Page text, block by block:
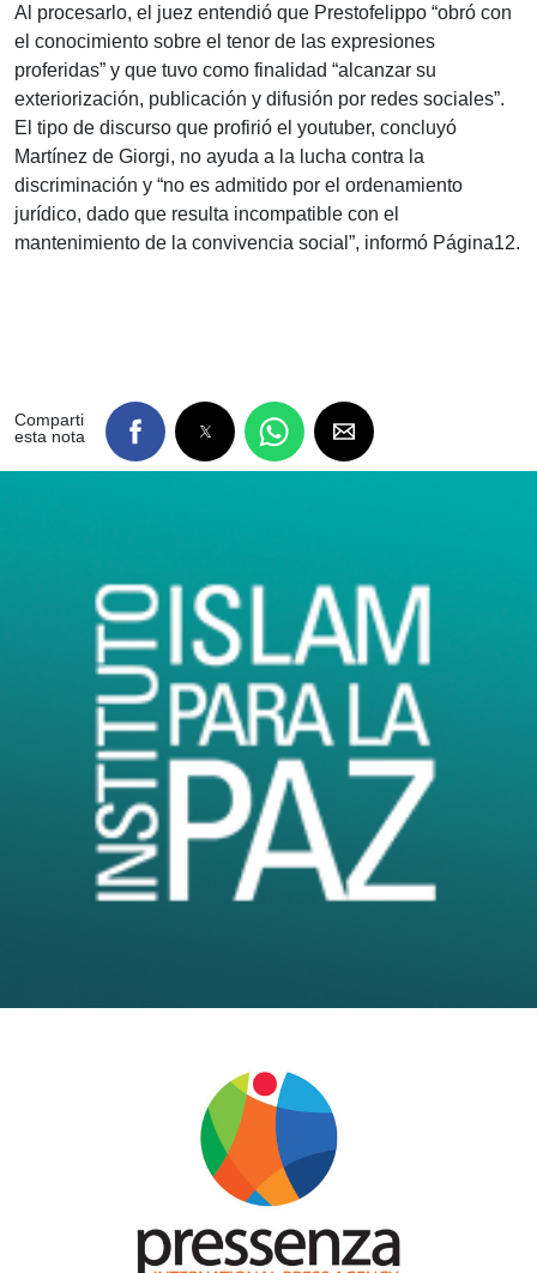
Al procesarlo, el juez entendió que Prestofelippo “obró con
el conocimiento sobre el tenor de las expresiones
proferidas” y que tuvo como finalidad “alcanzar su
exteriorización, publicación y difusión por redes sociales”.
El tipo de discurso que profirió el youtuber, concluyó
Martínez de Giorgi, no ayuda a la lucha contra la
discriminación y “no es admitido por el ordenamiento
jurídico, dado que resulta incompatible con el
mantenimiento de la convivencia social”, informó Página12.
Comparti
esta nota